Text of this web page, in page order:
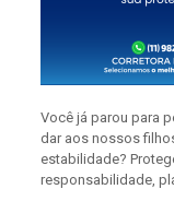
Você já parou para
dar aos nossos
estabilidade?
responsabilidade,